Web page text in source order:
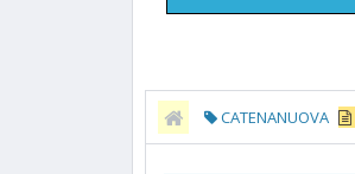
CATENANUOVA